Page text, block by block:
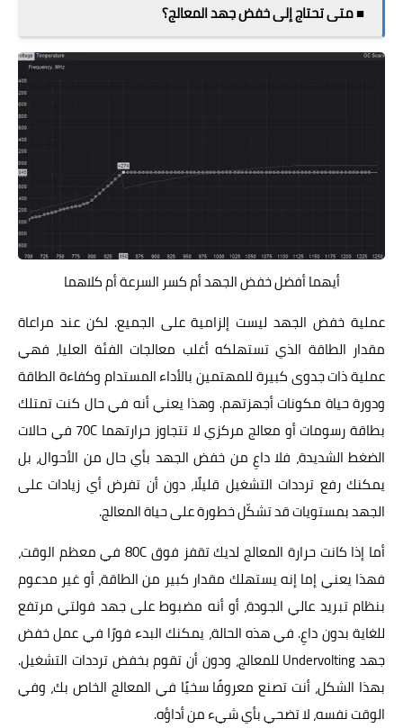
■ متى تحتاج إلى خفض جهد المعالج؟
أيهما أفضل خفض الجهد أم كسر السرعة أم كلاهما
عملية خفض الجهد ليست إلزامية على الجميع. لكن عند مراعاة
مقدار الطاقة الذي تستهلكه أغلب معالجات الفئة العليا، فهي
عملية ذات جدوى كبيرة للمهتمين بالأداء المستدام وكفاءة الطاقة
ودورة حياة مكونات أجهزتهم. وهذا يعني أنه في حال كنت تمتلك
بطاقة رسومات أو معالج مركزي لا تتجاوز حرارتهما 70C في حالات
الضغط الشديدة، فلا داعِ من خفض الجهد بأي حال من الأحوال، بل
يمكنك رفع ترددات التشغيل قليلًا، دون أن تفرض أي زيادات على
الجهد بمستويات قد تشكّل خطورة على حياة المعالج.
أما إذا كانت حرارة المعالج لديك تقفز فوق 80C في معظم الوقت،
فهذا يعني إما إنه يستهلك مقدار كبير من الطاقة، أو غير مدعوم
بنظام تبريد عالي الجودة، أو أنه مضبوط على جهد فولتي مرتفع
للغاية بدون داعِ. في هذه الحالة، يمكنك البدء فورًا في عمل خفض
جهد Undervolting للمعالج، ودون أن تقوم بخفض ترددات التشغيل.
بهذا الشكل، أنت تصنع معروفًا سخيًا في المعالج الخاص بك، وفي
الوقت نفسه، لا تضحي بأي شيء من أداؤه.